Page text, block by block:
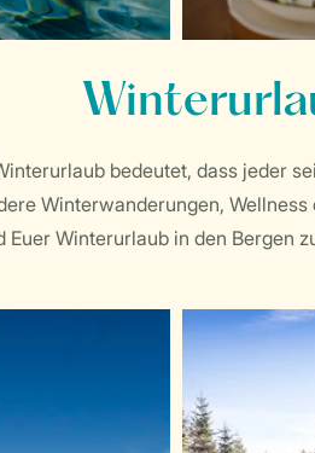
bedeutet, dass jeder
Winterwanderungen,
Euer Winterurlaub in den Bergen